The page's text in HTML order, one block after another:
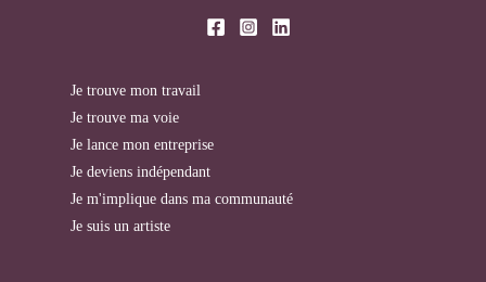
Je trouve mon travail
Je trouve ma voie
Je lance mon entreprise
Je deviens indépendant
Je m'implique dans ma communauté
Je suis un artiste